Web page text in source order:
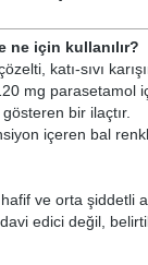
ne için kullanılır?
katı-sıvı
mg parasetamol
bir ilaçtır.
içeren bal
ve orta şiddetli
edici değil,